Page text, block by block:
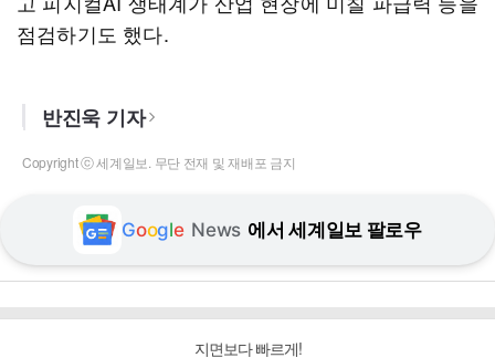
점검하기도 했다.
반진욱 기자
Copyright ⓒ 세계일보. 무단 전재 및 재배포 금지
Google News 에서 세계일보 팔로우
지면보다 빠르게!